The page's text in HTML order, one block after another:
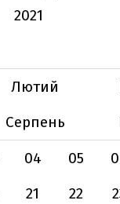
2021
Лютий
Серпень
04 05
21 22